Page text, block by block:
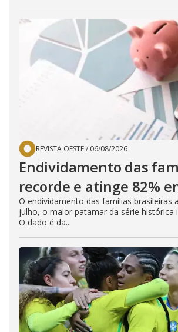
REVISTA OESTE/ 06/08/2026
Endividamento das
recorde e atinge 82%
O endividamento das famílias brasileiras
julho, o maior patamar da série histórica
O dado é da...